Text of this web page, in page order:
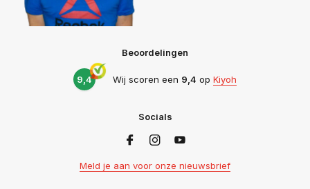
Beoordelingen
9,4 Wij scoren een 9,4 op Kiyoh
Socials
Meld je aan voor onze nieuwsbrief